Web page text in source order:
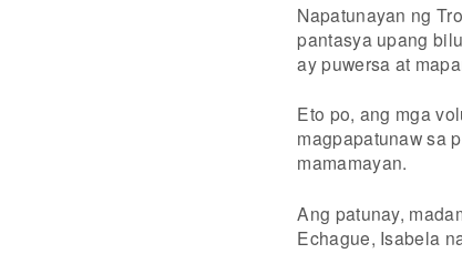
Napatunayan ng
pantasya upang
ay puwersa at
Eto po, ang mga
magpapatunaw sa
mamamayan.
Ang patunay,
Echague, Isabela